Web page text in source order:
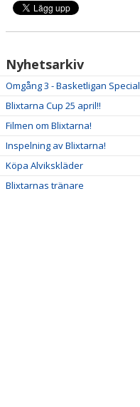
Nyhetsarkiv
Omgång 3 - Basketligan Special
Blixtarna Cup 25 april!!
Filmen om Blixtarna!
Inspelning av Blixtarna!
Köpa Alvikskläder
Blixtarnas tränare